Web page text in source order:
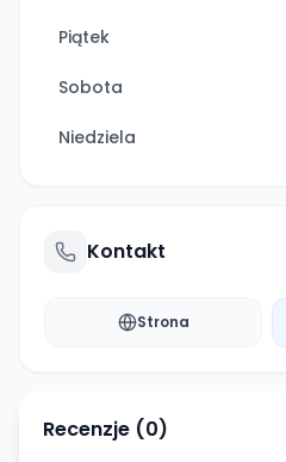
Piątek
Sobota
Niedziela
Kontakt
Strona
Recenzje (0)